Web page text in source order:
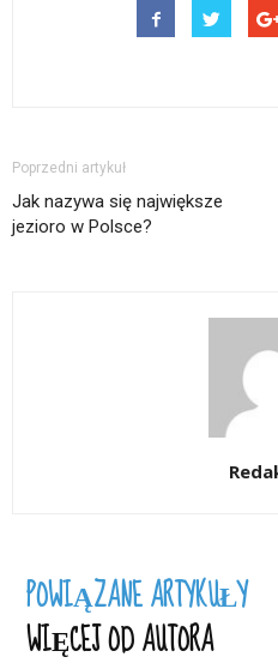
Poprzedni artykuł
Jak nazywa się największe
jezioro w Polsce?
POWIĄZANE ARTYKUŁY
WIĘCEJ OD AUTORA